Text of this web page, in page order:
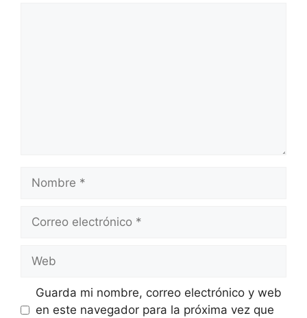
Nombre
Correo
Web
Guarda mi nombre, correo electrónico y web
en este navegador para la próxima vez que